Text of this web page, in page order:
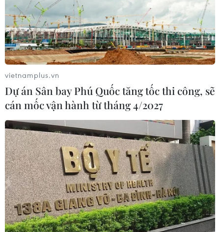
vietnamplus.vn
Dự án Sân bay Phú Quốc tăng tốc thi công, sẽ
cán mốc vận hành từ tháng 4/2027